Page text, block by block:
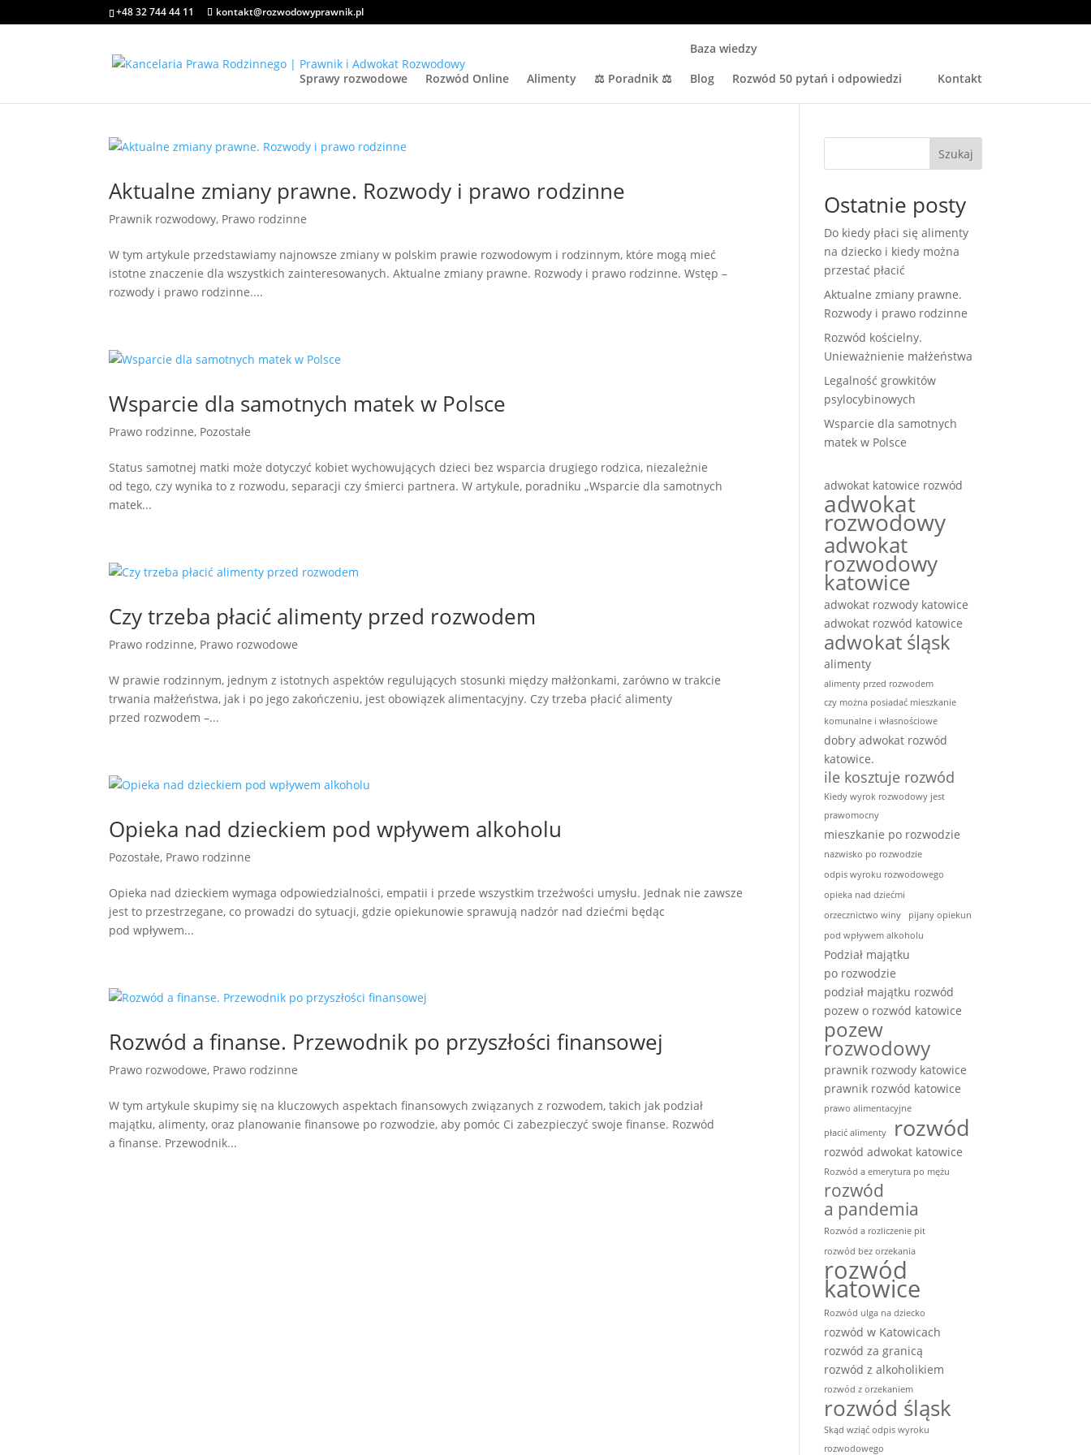
+48 32 744 44 11 kontakt@rozwodowyprawnik.pl
Sprawy rozwodowe Rozwód Online Alimenty ⚖️ Poradnik ⚖️
Baza wiedzy
Blog
Rozwód 50 pytań i odpowiedzi Kontakt
Aktualne zmiany prawne. Rozwody i prawo rodzinne
Prawnik rozwodowy, Prawo rodzinne
W tym artykule przedstawiamy najnowsze zmiany w polskim prawie rozwodowym i rodzinnym, które mogą mieć
istotne znaczenie dla wszystkich zainteresowanych. Aktualne zmiany prawne. Rozwody i prawo rodzinne. Wstęp –
rozwody i prawo rodzinne....
Wsparcie dla samotnych matek w Polsce
Prawo rodzinne, Pozostałe
Status samotnej matki może dotyczyć kobiet wychowujących dzieci bez wsparcia drugiego rodzica, niezależnie
od tego, czy wynika to z rozwodu, separacji czy śmierci partnera. W artykule, poradniku „Wsparcie dla samotnych
matek...
Czy trzeba płacić alimenty przed rozwodem
Prawo rodzinne, Prawo rozwodowe
W prawie rodzinnym, jednym z istotnych aspektów regulujących stosunki między małżonkami, zarówno w trakcie
trwania małżeństwa, jak i po jego zakończeniu, jest obowiązek alimentacyjny. Czy trzeba płacić alimenty
przed rozwodem –...
Opieka nad dzieckiem pod wpływem alkoholu
Pozostałe, Prawo rodzinne
Opieka nad dzieckiem wymaga odpowiedzialności, empatii i przede wszystkim trzeźwości umysłu. Jednak nie zawsze
jest to przestrzegane, co prowadzi do sytuacji, gdzie opiekunowie sprawują nadzór nad dziećmi będąc
pod wpływem...
Rozwód a finanse. Przewodnik po przyszłości finansowej
Prawo rozwodowe, Prawo rodzinne
W tym artykule skupimy się na kluczowych aspektach finansowych związanych z rozwodem, takich jak podział
majątku, alimenty, oraz planowanie finansowe po rozwodzie, aby pomóc Ci zabezpieczyć swoje finanse. Rozwód
a finanse. Przewodnik...
Szukaj
Ostatnie posty
Do kiedy płaci się alimenty
na dziecko i kiedy można
przestać płacić
Aktualne zmiany prawne.
Rozwody i prawo rodzinne
Rozwód kościelny.
Unieważnienie małżeństwa
Legalność growkitów
psylocybinowych
Wsparcie dla samotnych
matek w Polsce
adwokat katowice rozwód
adwokat
rozwodowy
adwokat
rozwodowy
katowice
adwokat rozwody katowice
adwokat rozwód katowice
adwokat śląsk
alimenty
alimenty przed rozwodem
czy można posiadać mieszkanie
komunalne i własnościowe
dobry adwokat rozwód
katowice.
ile kosztuje rozwód
Kiedy wyrok rozwodowy jest
prawomocny
mieszkanie po rozwodzie
nazwisko po rozwodzie
odpis wyroku rozwodowego
opieka nad dziećmi
orzecznictwo winy
pijany opiekun
pod wpływem alkoholu
Podział majątku
po rozwodzie
podział majątku rozwód
pozew o rozwód katowice
pozew
rozwodowy
prawnik rozwody katowice
prawnik rozwód katowice
prawo alimentacyjne
płacić alimenty rozwód
rozwód adwokat katowice
Rozwód a emerytura po mężu
rozwód
a pandemia
Rozwód a rozliczenie pit
rozwód bez orzekania
rozwód
katowice
Rozwód ulga na dziecko
rozwód w Katowicach
rozwód za granicą
rozwód z alkoholikiem
rozwód z orzekaniem
rozwód śląsk
Skąd wziąć odpis wyroku
rozwodowego